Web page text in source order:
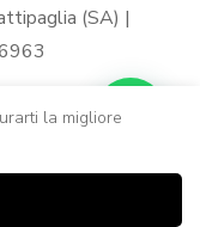
(SA) |
la migliore